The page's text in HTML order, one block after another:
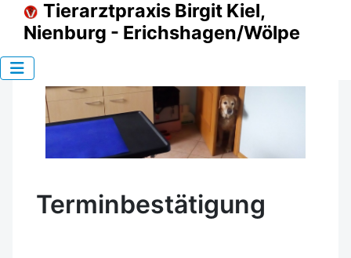
Tierarztpraxis Birgit Kiel,
Nienburg - Erichshagen/Wölpe
Terminbestätigung